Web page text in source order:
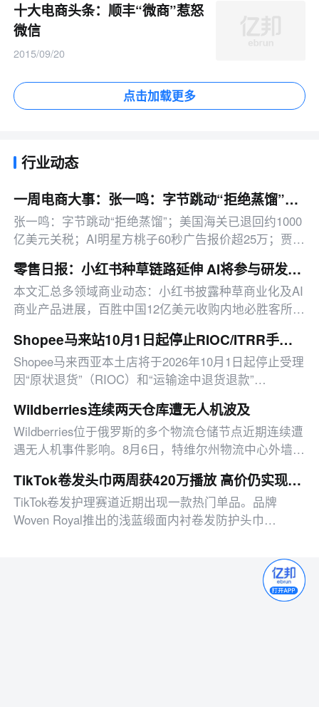
十大电商头条：顺丰“微商”惹怒
微信
2015/09/20
点击加载更多
行业动态
一周电商大事：张一鸣：字节跳动“拒绝蒸馏”；美国海关已退回约1000亿美元关税
张一鸣：字节跳动“拒绝蒸馏”；美国海关已退回约1000
亿美元关税；AI明星方桃子60秒广告报价超25万；贾国
零售日报：小红书种草链路延伸 AI将参与研发投放决策
本文汇总多领域商业动态：小红书披露种草商业化及AI
商业产品进展，百胜中国12亿美元收购内地必胜客所有
店、咖啡机器人赛道布局、微信功能更新、快手818活
动启动等消息。
Shopee马来站10月1日起停止RIOC/ITRR手动索赔
Shopee马来西亚本土店将于2026年10月1日起停止受理
因“原状退货”（RIOC）和“运输途中退货退款”
Wildberries连续两天仓库遭无人机波及
Wildberries位于俄罗斯的多个物流仓储节点近期连续遭
遇无人机事件影响。8月6日，特维尔州物流中心外墙因
库屋顶落入3架无人机，引发多处火情
TikTok卷发头巾两周获420万播放 高价仍实现断货
TikTok卷发护理赛道近期出现一款热门单品。品牌
Woven Royal推出的浅蓝缎面内衬卷发防护头巾
得420万播放量，评论区大量用户询问产品信息。随后